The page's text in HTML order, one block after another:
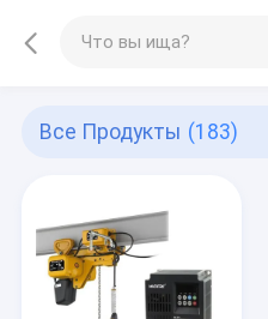
Все Продукты (183)